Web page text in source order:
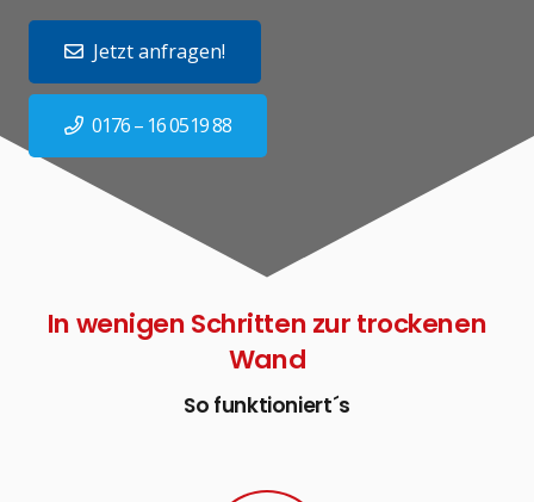
Jetzt anfragen!
0176 – 16 0519 88
In wenigen Schritten zur trockenen
Wand
So funktioniert´s